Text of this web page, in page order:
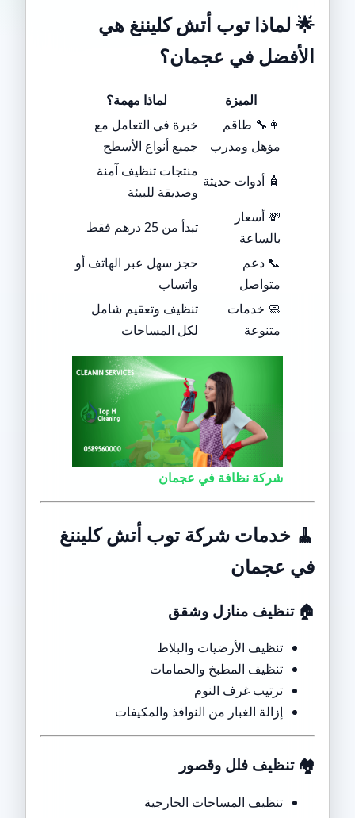
🌟 لماذا توب أتش كليننغ هي
الأفضل في عجمان؟
الميزة
لماذا مهمة؟
👩‍🔧 طاقم
مؤهل ومدرب
خبرة في التعامل مع
جميع أنواع الأسطح
🧴 أدوات حديثة
منتجات تنظيف آمنة
وصديقة للبيئة
💸 أسعار
بالساعة
تبدأ من 25 درهم فقط
📞 دعم
متواصل
حجز سهل عبر الهاتف أو
واتساب
🧼 خدمات
متنوعة
تنظيف وتعقيم شامل
لكل المساحات
شركة نظافة في عجمان
🧹 خدمات شركة توب أتش كليننغ
في عجمان
🏠تنظيف منازل وشقق
تنظيف الأرضيات والبلاط
تنظيف المطبخ والحمامات
ترتيب غرف النوم
إزالة الغبار من النوافذ والمكيفات
🏘️تنظيف فلل وقصور
تنظيف المساحات الخارجية